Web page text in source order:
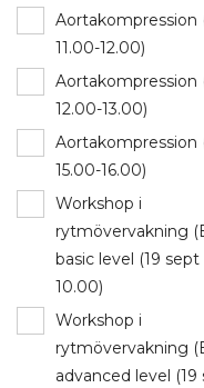
Aortakompression
11.00-12.00)
Aortakompression
12.00-13.00)
Aortakompression
15.00-16.00)
Workshop i
rytmövervakning
basic level (19
10.00)
Workshop i
rytmövervakning
advanced level (19